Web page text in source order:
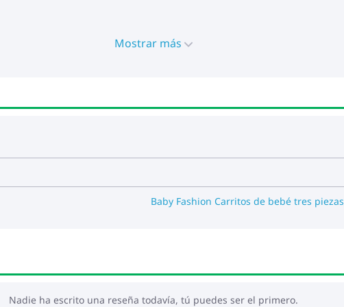
del niño
cm
Mostrar más
Baby Fashion Carritos de bebé tres piezas
Nadie ha escrito una reseña todavía, tú puedes ser el primero.